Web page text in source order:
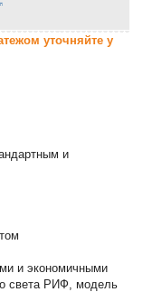
уточняйте у
и
и экономичными
света РИФ, модель